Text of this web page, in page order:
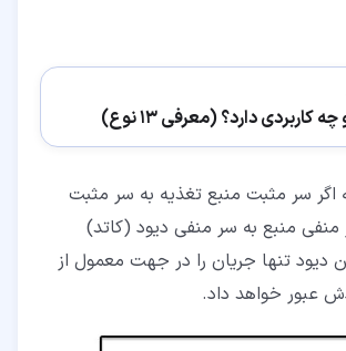
دارد؟ (معرفی 13 نوع)
اگر سر مثبت منبع تغذیه به سر مثبت
منفی منبع به سر منفی دیود (کاتد)
دیود تنها جریان را در جهت معمول از
عبور خواهد داد.